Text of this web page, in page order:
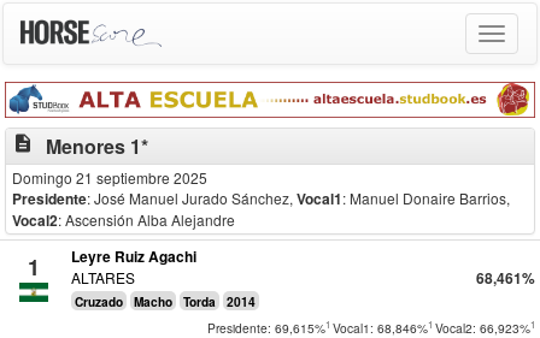
Toggle
description Menores 1*
Domingo 21 septiembre 2025
Presidente: José Manuel Jurado Sánchez, Vocal1: Manuel Donaire Barrios,
Vocal2: Ascensión Alba Alejandre
1 Leyre Ruiz Agachi
ALTARES
Cruzado Macho Torda 2014
68,461%
Presidente: 69,615%1 Vocal1: 68,846%1 Vocal2: 66,923%1